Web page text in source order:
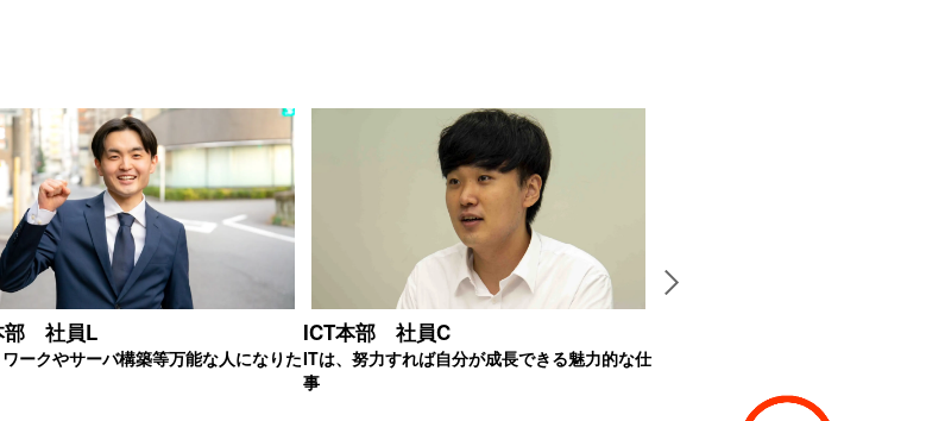
部 社員L
ークやサーバ構築等万能な人になりた
ICT本部 社員C
ITは、努力すれば自分が成長できる魅力的な仕
事